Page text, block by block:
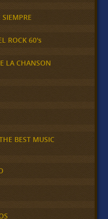
ROCK 60's
LA CHANSON
BEST MUSIC